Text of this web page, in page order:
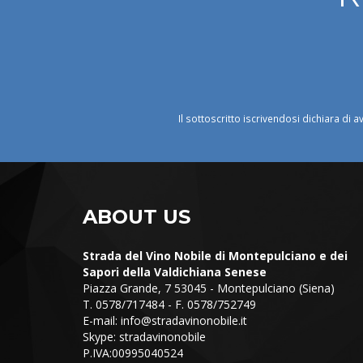
Il sottoscritto iscrivendosi dichiara di
ABOUT US
Strada del Vino Nobile di Montepulciano e dei
Sapori della Valdichiana Senese
Piazza Grande, 7 53045 - Montepulciano (Siena)
T. 0578/717484 - F. 0578/752749
E-mail: info@stradavinonobile.it
Skype: stradavinonobile
P.IVA:00995040524